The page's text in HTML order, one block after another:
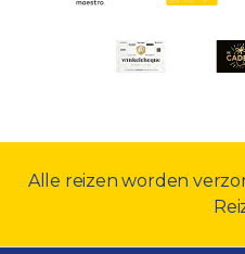
Alle reizen worden